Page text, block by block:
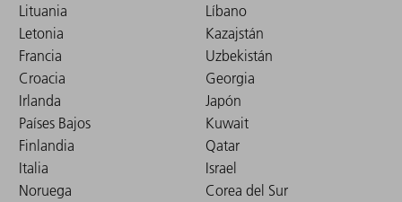
Lituania
Letonia
Francia
Croacia
Irlanda
Países Bajos
Finlandia
Italia
Noruega
Líbano
Kazajstán
Uzbekistán
Georgia
Japón
Kuwait
Qatar
Israel
Corea del Sur